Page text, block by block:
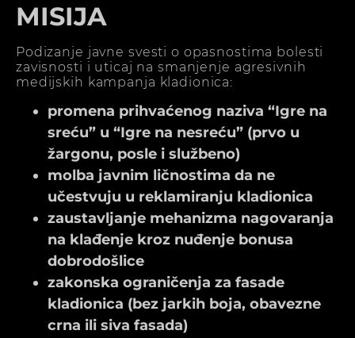
MISIJA
Podizanje javne svesti o opasnostima bolesti
zavisnosti i uticaj na smanjenje agresivnih
medijskih kampanja kladionica:
promena prihvaćenog naziva “Igre na
sreću” u “Igre na nesreću” (prvo u
žargonu, posle i službeno)
molba javnim ličnostima da ne
učestvuju u reklamiranju kladionica
zaustavljanje mehanizma nagovaranja
na klađenje kroz nuđenje bonusa
dobrodošlice
zakonska ograničenja za fasade
kladionica (bez jarkih boja, obavezne
crna ili siva fasada)